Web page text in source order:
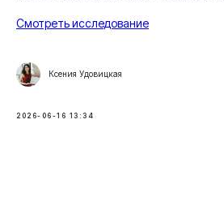
Смотреть исследование
Ксения Удовицкая
2026-06-16 13:34